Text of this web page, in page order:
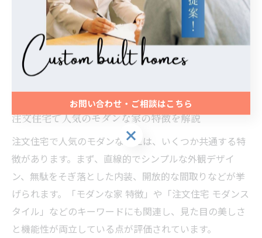
実際に「収納が足りず後悔した」「回遊動線のおかげで
家事が楽になった」といった体験談も多く、設計段階で
のシミュレーションが重要です。家族構成やライフスタ
イルの変化を見越して、将来的な増改築や家具の配置変
注文住宅で人気のモダンな家の特徴を解説
注文住宅で人気のモダンな家には、いくつか共通する特
徴があります。まず、直線的でシンプルな外観デザイ
ン、無駄をそぎ落とした内装、開放的な間取りなどが挙
げられます。「モダンな家 特徴」や「注文住宅 モダンス
タイル」などのキーワードにも関連し、見た目の美しさ
と機能性が両立している点が評価されています。
お問い合わせ・ご相談はこちら
お問い合わせ・ご相談はこちら